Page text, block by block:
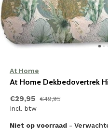
At Home
At Home Dekbedovertrek
€29,95 €49,95
Incl. btw
Niet op voorraad -